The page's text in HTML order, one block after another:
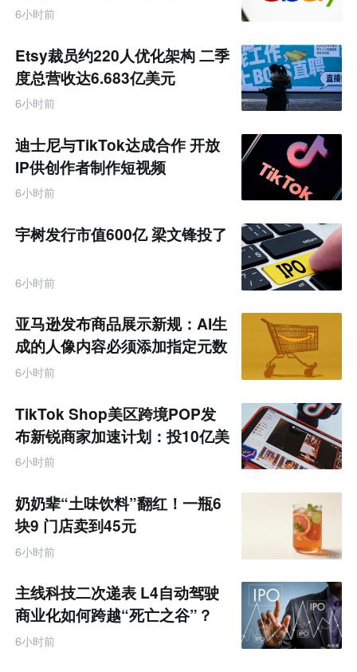
6小时前
Etsy裁员约220人优化架构 二季
度总营收达6.683亿美元
6小时前
迪士尼与TikTok达成合作 开放
IP供创作者制作短视频
6小时前
宇树发行市值600亿 梁文锋投了
6小时前
亚马逊发布商品展示新规：AI生
成的人像内容必须添加指定元数
据
6小时前
TikTok Shop美区跨境POP发
布新锐商家加速计划：投10亿美
金资源帮扶四类商家
6小时前
奶奶辈“土味饮料”翻红！一瓶6
块9 门店卖到45元
6小时前
主线科技二次递表 L4自动驾驶
商业化如何跨越“死亡之谷”？
6小时前